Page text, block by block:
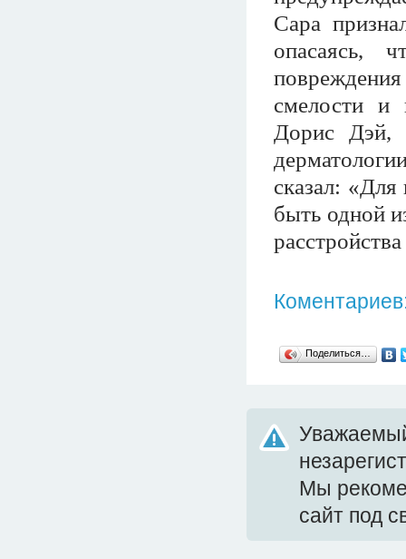
Сара
опасаясь,
смелости и
Дорис Дэй,
сказал:
быть одной
Поделиться…
Мы
сайт под